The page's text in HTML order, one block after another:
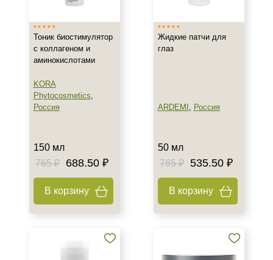
Тоник биостимулятор
с коллагеном и
аминокислотами
KORA
Phytocosmetics,
Россия
150 мл
765 ₽
688.50 ₽
В корзину
Жидкие патчи для
глаз
ARDEMI , Россия
50 мл
765 ₽
535.50 ₽
В корзину